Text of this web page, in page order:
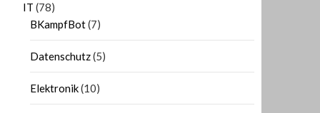
IT (78)
BKampfBot(7)
Datenschutz(5)
Elektronik(10)